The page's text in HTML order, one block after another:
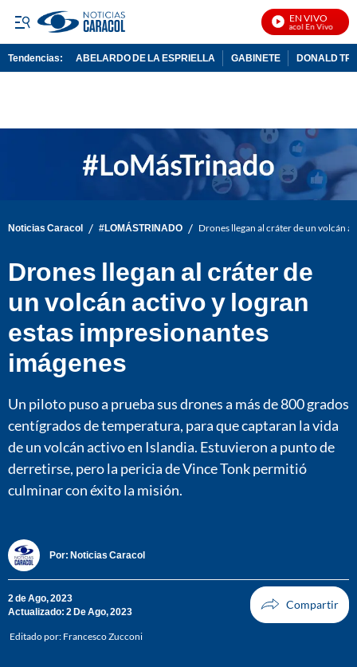
EN VIVO
Noticias Caracol En Vivo
Tendencias: ABELARDO DE LA ESPRIELLA GABINETE DONALD
Noticias Caracol / #LOMÁSTRINADO / Drones llegan al cráter de un volcán
Drones llegan al cráter de
un volcán activo y logran
estas impresionantes
imágenes
Un piloto puso a prueba sus drones a más de 800 grados
centígrados de temperatura, para que captaran la vida
de un volcán activo en Islandia. Estuvieron a punto de
derretirse, pero la pericia de Vince Tonk permitió
culminar con éxito la misión.
Por: Noticias Caracol
2 de Ago, 2023
Actualizado: 2 De Ago, 2023
Editado por: Francesco Zucconi